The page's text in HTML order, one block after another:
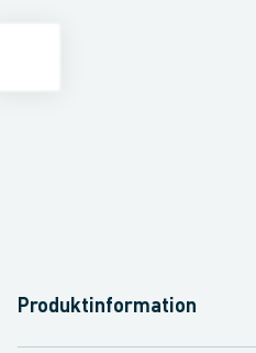
Produktinformation